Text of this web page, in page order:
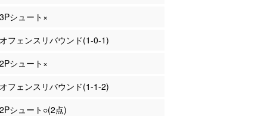
シュート×
フェンスリバウンド(1-0-1)
シュート×
フェンスリバウンド(1-1-2)
シュート○(2点)